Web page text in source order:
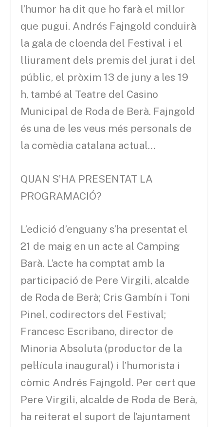
l’humor ha dit que ho farà el millor
que pugui. Andrés Fajngold conduirà
la gala de cloenda del Festival i el
lliurament dels premis del jurat i del
públic, el pròxim 13 de juny a les 19
h, també al Teatre del Casino
Municipal de Roda de Berà. Fajngold
és una de les veus més personals de
la comèdia catalana actual…
QUAN S’HA PRESENTAT LA
PROGRAMACIÓ?
L’edició d’enguany s’ha presentat el
21 de maig en un acte al Camping
Barà. L’acte ha comptat amb la
participació de Pere Virgili, alcalde
de Roda de Berà; Cris Gambín i Toni
Pinel, codirectors del Festival;
Francesc Escribano, director de
Minoria Absoluta (productor de la
pel·lícula inaugural) i l’humorista i
còmic Andrés Fajngold. Per cert que
Pere Virgili, alcalde de Roda de Berà,
ha reiterat el suport de l’ajuntament